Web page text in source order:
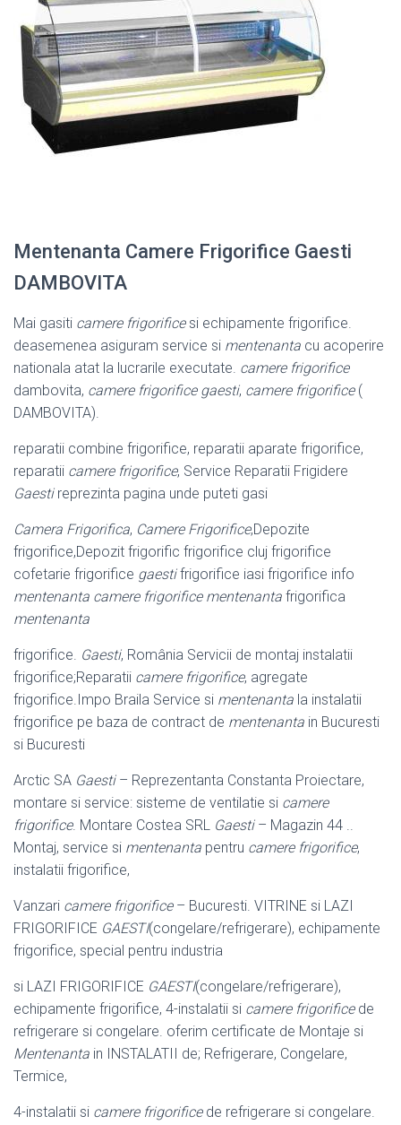
Mentenanta Camere Frigorifice Gaesti
DAMBOVITA
Mai gasiti camere frigorificesi echipamente frigorifice.
deasemenea asiguram service si mentenanta cu acoperire
nationala atat la lucrarile executate. camere frigorifice
dambovita, camere frigorifice gaesti, camere frigorifice(
DAMBOVITA).
reparatii combine frigorifice, reparatii aparate frigorifice,
reparatii camere frigorifice, Service Reparatii Frigidere
Gaestireprezinta pagina unde puteti gasi
Camera Frigorifica, Camere Frigorifice,Depozite
frigorifice,Depozit frigorific frigorifice cluj frigorifice
cofetarie frigorifice gaestifrigorifice iasi frigorifice info
mentenanta camere frigorifice mentenanta frigorifica
mentenanta
frigorifice. Gaesti, România Servicii de montaj instalatii
frigorifice;Reparatii camere frigorifice, agregate
frigorifice.Impo Braila Service si mentenanta la instalatii
frigorifice pe baza de contract de mentenanta in Bucuresti
si Bucuresti
Arctic SA Gaesti– Reprezentanta Constanta Proiectare,
montare si service: sisteme de ventilatie si camere
frigorifice. Montare Costea SRL Gaesti– Magazin 44 ..
Montaj, service si mentenanta pentru camere frigorifice,
instalatii frigorifice,
Vanzari camere frigorifice– Bucuresti. VITRINE si LAZI
FRIGORIFICE GAESTI(congelare/refrigerare), echipamente
frigorifice, special pentru industria
si LAZI FRIGORIFICE GAESTI(congelare/refrigerare),
echipamente frigorifice, 4-instalatii si camere frigorificede
refrigerare si congelare. oferim certificate de Montaje si
Mentenanta in INSTALATII de; Refrigerare, Congelare,
Termice,
4-instalatii si camere frigorificede refrigerare si congelare.